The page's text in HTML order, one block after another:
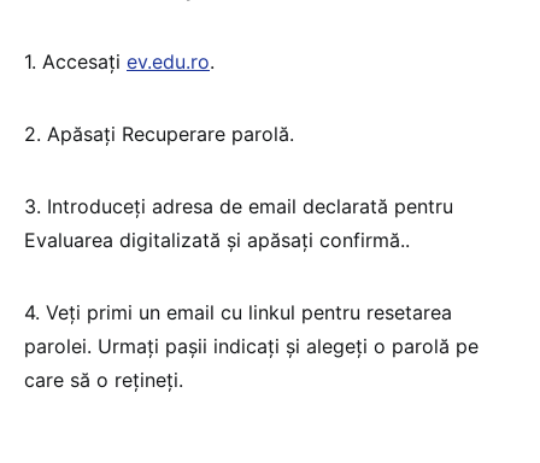
1. Accesați ev.edu.ro.
2. Apăsați Recuperare parolă.
3. Introduceți adresa de email declarată pentru
Evaluarea digitalizată și apăsați confirmă..
4. Veți primi un email cu linkul pentru resetarea
parolei. Urmați pașii indicați și alegeți o parolă pe
care să o rețineți.